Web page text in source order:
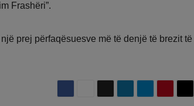
Frashëri”.
prej përfaqësuesve më të denjë të brezit të